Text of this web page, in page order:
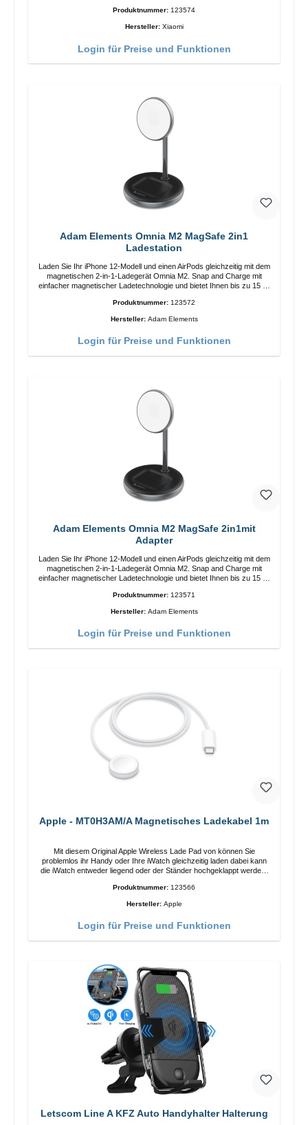
Produktnummer: 123574
Hersteller: Xiaomi
Login für Preise und Funktionen
Adam Elements Omnia M2 MagSafe 2in1
Ladestation
Laden Sie Ihr iPhone 12-Modell und einen AirPods gleichzeitig mit dem
magnetischen 2-in-1-Ladegerät Omnia M2. Snap and Charge mit
einfacher magnetischer Ladetechnologie und bietet Ihnen bis zu 15 W
ermöglicht das Design mit einstellbarem Ladewinkel eine einfache
Serie Laden Sie Ihr iPhone bequem vertikal oder horizontal auf Auf
Produktnummer: 123572
Hersteller: Adam Elements
Login für Preise und Funktionen
Adam Elements Omnia M2 MagSafe 2in1mit
Adapter
Laden Sie Ihr iPhone 12-Modell und einen AirPods gleichzeitig mit dem
magnetischen 2-in-1-Ladegerät Omnia M2. Snap and Charge mit
einfacher magnetischer Ladetechnologie und bietet Ihnen bis zu 15 W
ermöglicht das Design mit einstellbarem Ladewinkel eine einfache
Serie Laden Sie Ihr iPhone bequem vertikal oder horizontal auf Auf
Produktnummer: 123571
Hersteller: Adam Elements
Login für Preise und Funktionen
Apple - MT0H3AM/A Magnetisches Ladekabel 1m
Mit diesem Original Apple Wireless Lade Pad von können Sie
problemlos ihr Handy oder Ihre iWatch gleichzeitig laden dabei kann
die iWatch entweder liegend oder der Ständer hochgeklappt werden.
Produktnummer: 123566
Hersteller: Apple
Login für Preise und Funktionen
Letscom Line A KFZ Auto Handyhalter Halterung